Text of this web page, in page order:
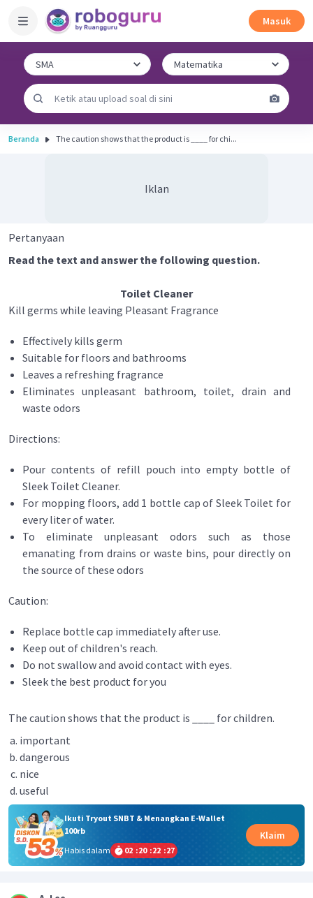
Masuk
Beranda The caution shows that the product is ____ for chi...
Iklan
Pertanyaan
Read the text and answer the following question.
Toilet Cleaner
Kill germs while leaving Pleasant Fragrance
Effectively kills germ
Suitable for floors and bathrooms
Leaves a refreshing fragrance
Eliminates unpleasant bathroom, toilet, drain and
waste odors
Directions:
Pour contents of refill pouch into empty bottle of
Sleek Toilet Cleaner.
For mopping floors, add 1 bottle cap of Sleek Toilet for
every liter of water.
To eliminate unpleasant odors such as those
emanating from drains or waste bins, pour directly on
the source of these odors
Caution:
Replace bottle cap immediately after use.
Keep out of children's reach.
Do not swallow and avoid contact with eyes.
Sleek the best product for you
The caution shows that the product is ____ for children.
important
dangerous
nice
useful
Ikuti Tryout SNBT & Menangkan E-Wallet
100rb
Habis dalam
02 :20 :22 :26
Klaim